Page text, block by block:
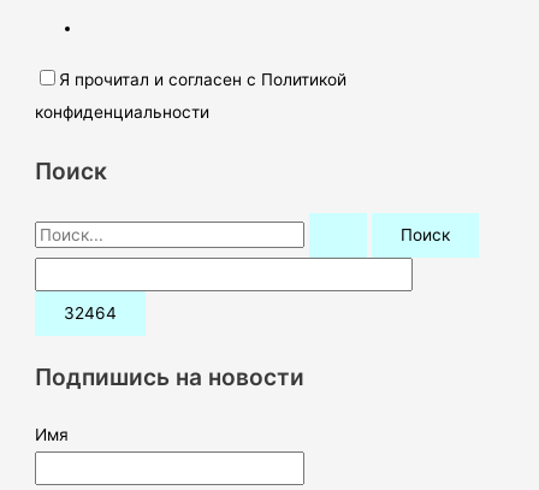
Я прочитал и согласен с Политикой
конфиденциальности
Поиск
П
о
и
:Подпишись на новости
Имя